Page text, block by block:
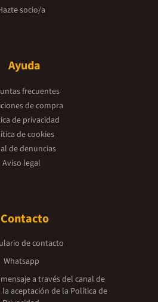
socio/a
Ayuda
frecuentes
de compra
de privacidad
de cookies
de denuncias
Aviso legal
Contacto
de contacto
Whatsapp
a través del canal de
aceptación de la Política de